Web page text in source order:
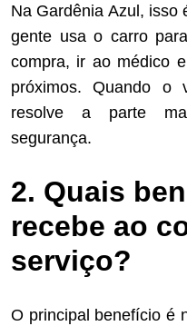
Na Gardênia Azul, isso
gente usa o carro
compra, ir ao médico
próximos. Quando o
resolve a parte
segurança.
2. Quais
recebe ao
serviço?
O principal benefício é